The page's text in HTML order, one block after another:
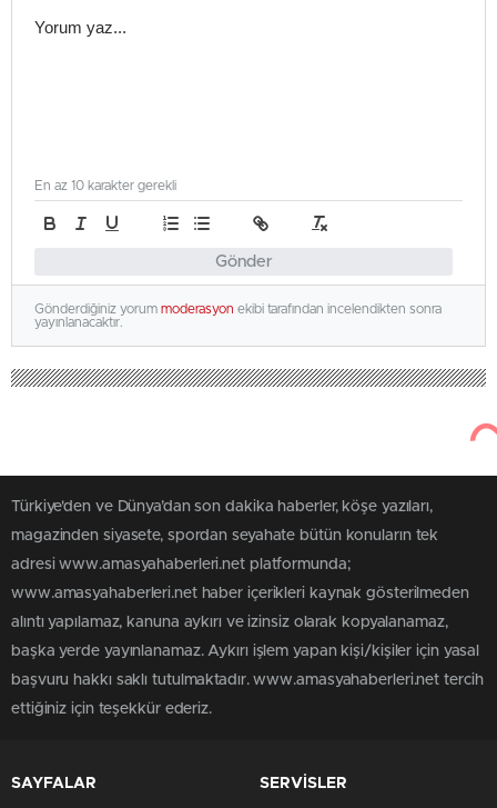
Gönder
En az 10 karakter gerekli
Gönderdiğiniz yorum moderasyon ekibi tarafından incelendikten sonra
yayınlanacaktır.
Türkiye'den ve Dünya’dan son dakika haberler, köşe yazıları,
magazinden siyasete, spordan seyahate bütün konuların tek
adresi www.amasyahaberleri.net platformunda;
www.amasyahaberleri.net haber içerikleri kaynak gösterilmeden
alıntı yapılamaz, kanuna aykırı ve izinsiz olarak kopyalanamaz,
başka yerde yayınlanamaz. Aykırı işlem yapan kişi/kişiler için yasal
başvuru hakkı saklı tutulmaktadır. www.amasyahaberleri.net tercih
ettiğiniz için teşekkür ederiz.
SAYFALAR SERVİSLER